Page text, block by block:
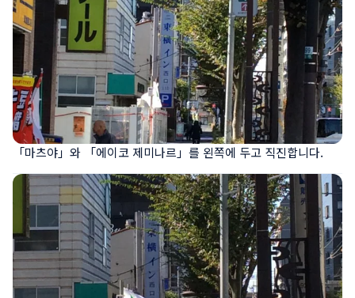
「마츠야」와 「에이코 제미나르」를 왼쪽에 두고 직진합니다.